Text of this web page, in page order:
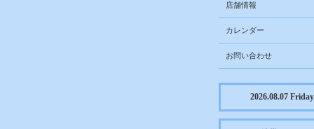
店舗情報
カレンダー
お問い合わせ
2026.08.07 Friday